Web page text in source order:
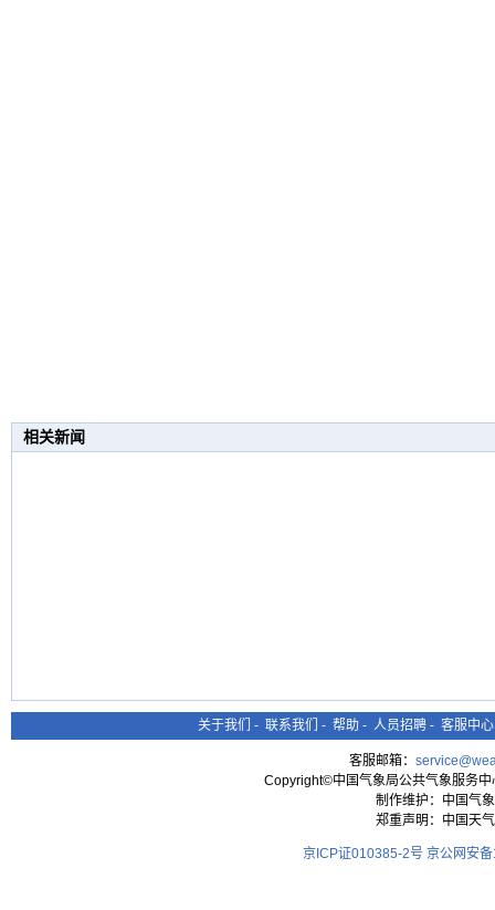
相关新闻
关于我们 - 联系我们 - 帮助 - 人员招聘 - 客服中心
客服邮箱：
Copyright©中国气象局公共气象服务
制作维护：中国气
郑重声明：中国天
京ICP证010385-2号 京公网安